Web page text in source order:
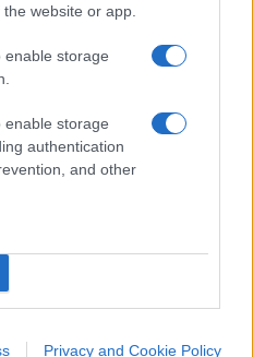
website or app.
enable storage
enable storage
authentication
and other
Privacy and Cookie Policy